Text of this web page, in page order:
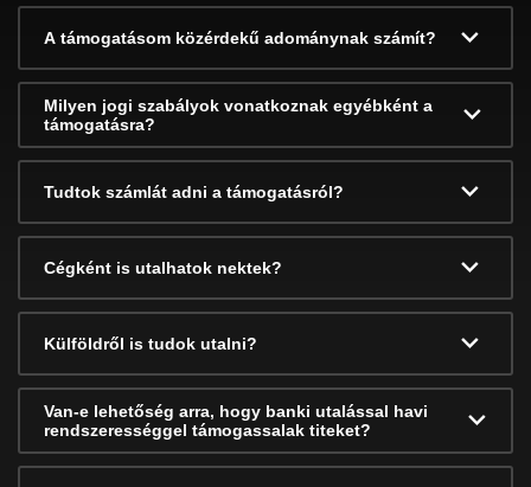
A támogatásom közérdekű adománynak számít?
Milyen jogi szabályok vonatkoznak egyébként a
támogatásra?
Tudtok számlát adni a támogatásról?
Cégként is utalhatok nektek?
Külföldről is tudok utalni?
Van-e lehetőség arra, hogy banki utalással havi
rendszerességgel támogassalak titeket?